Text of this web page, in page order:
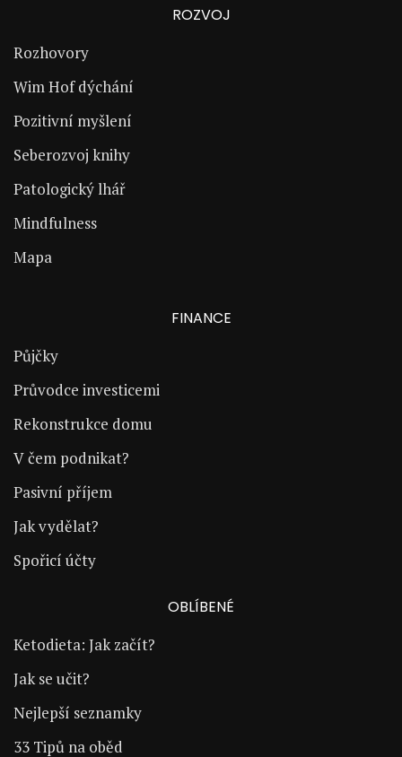
ROZVOJ
Rozhovory
Wim Hof dýchání
Pozitivní myšlení
Seberozvoj knihy
Patologický lhář
Mindfulness
Mapa
FINANCE
Půjčky
Průvodce investicemi
Rekonstrukce domu
V čem podnikat?
Pasivní příjem
Jak vydělat?
Spořicí účty
OBLÍBENÉ
Ketodieta: Jak začít?
Jak se učit?
Nejlepší seznamky
33 Tipů na oběd